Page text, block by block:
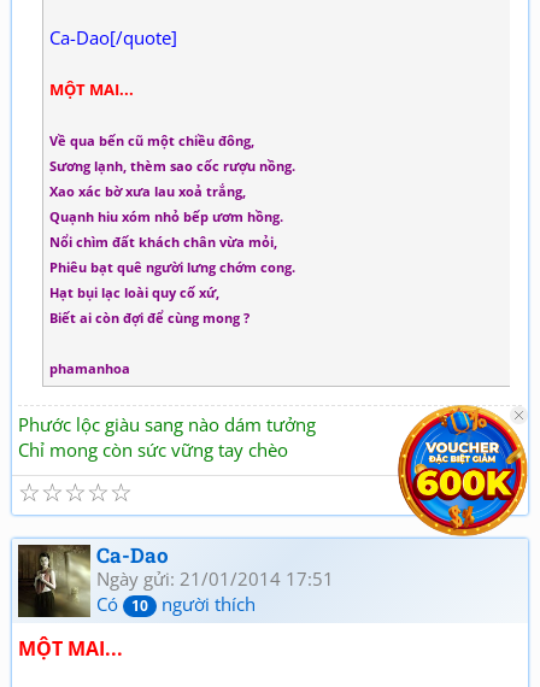
Ca-Dao[/quote]
MỘT MAI...
Về qua bến cũ một chiều đông,
Sương lạnh, thèm sao cốc rượu nồng.
Xao xác bờ xưa lau xoả trắng,
Quạnh hiu xóm nhỏ bếp ươm hồng.
Nổi chìm đất khách chân vừa mỏi,
Phiêu bạt quê người lưng chớm cong.
Hạt bụi lạc loài quy cố xứ,
Biết ai còn đợi để cùng mong ?
phamanhoa
Phước lộc giàu sang nào dám tưởng
Chỉ mong còn sức vững tay chèo
☆
☆
☆
☆
☆
Ca-Dao
Ngày gửi: 21/01/2014 17:51
Có
10 người thích
MỘT MAI...